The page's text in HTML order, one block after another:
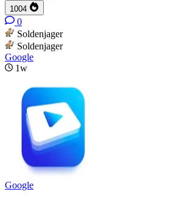
1004
0
Soldenjager
Soldenjager
Google
1w
Google